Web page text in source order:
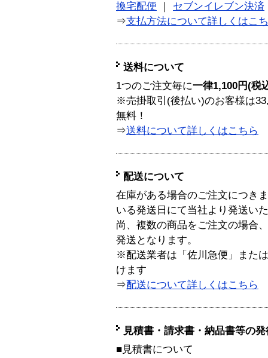
換宅配便
セブンイレブン決済
⇒支払方法について詳しくはこ
送料について
1つのご注文毎に一律1,100円(税
※売掛取引(後払い)のお客様は
無料！
⇒送料について詳しくはこちら
配送について
在庫がある場合のご注文につき
いる発送日にて当社より発送い
尚、複数の商品をご注文の場合
発送となります。
※配送業者は「佐川急便」また
けます
⇒配送について詳しくはこちら
見積書・請求書・納品書等の
■見積書について